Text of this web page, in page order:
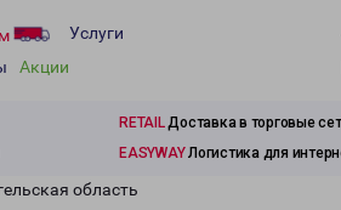
Услуги
Акции
RETAILДоставка в торговые
EASYWAYЛогистика для
область